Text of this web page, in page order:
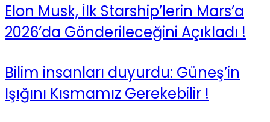
Elon Musk, İlk Starship’lerin Mars’a
2026’da Gönderileceğini Açıkladı !
Bilim insanları duyurdu: Güneş’in
Işığını Kısmamız Gerekebilir !